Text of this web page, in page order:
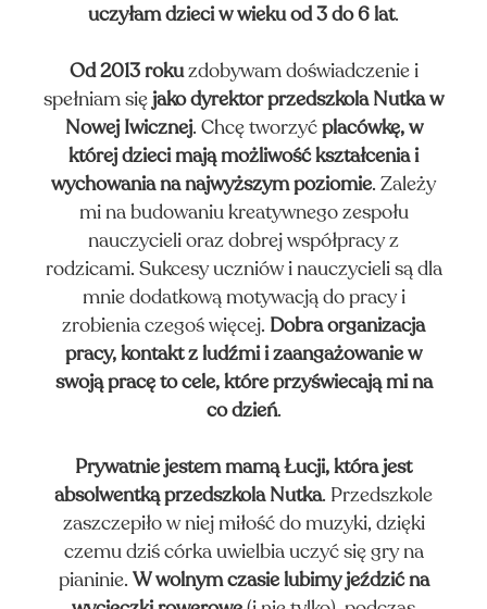
uczyłam dzieci w wieku od 3 do 6 lat.
Od 2013 rokuzdobywam doświadczenie i
spełniam się jako dyrektor przedszkola Nutka w
Nowej Iwicznej. Chcę tworzyć placówkę, w
której dzieci mają możliwość kształcenia i
wychowania na najwyższym poziomie. Zależy
mi na budowaniu kreatywnego zespołu
nauczycieli oraz dobrej współpracy z
rodzicami. Sukcesy uczniów i nauczycieli są dla
mnie dodatkową motywacją do pracy i
zrobienia czegoś więcej. Dobra organizacja
pracy, kontakt z ludźmi i zaangażowanie w
swoją pracę to cele, które przyświecają mi na
co dzień.
Prywatnie jestem mamą Łucji, która jest
absolwentką przedszkola Nutka. Przedszkole
zaszczepiło w niej miłość do muzyki, dzięki
czemu dziś córka uwielbia uczyć się gry na
pianinie. W wolnym czasie lubimy jeździć na